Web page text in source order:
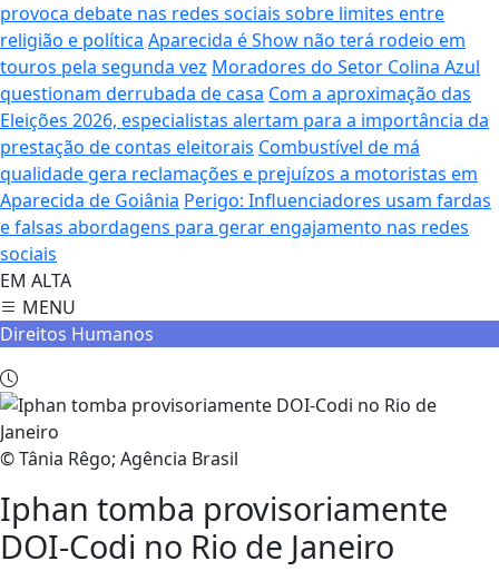
provoca debate nas redes sociais sobre limites entre
religião e política Aparecida é Show não terá rodeio em
touros pela segunda vez Moradores do Setor Colina Azul
questionam derrubada de casa Com a aproximação das
Eleições 2026, especialistas alertam para a importância da
prestação de contas eleitorais Combustível de má
qualidade gera reclamações e prejuízos a motoristas em
Aparecida de Goiânia Perigo: Influenciadores usam fardas
e falsas abordagens para gerar engajamento nas redes
sociais
EM ALTA
MENU
Direitos Humanos
© Tânia Rêgo; Agência Brasil
Iphan tomba provisoriamente
DOI-Codi no Rio de Janeiro